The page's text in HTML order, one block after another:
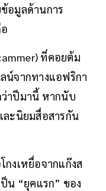
อมูลด้านการ
ที่คอยต้ม
น์จากทางแอฟริกา
าปีมานี้ หากนับ
ละนิยมสื่อสารกัน
กงเหยื่อจากแก๊งส
น “ยุคแรก” ของ